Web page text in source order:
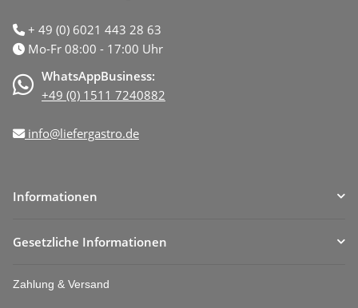
+ 49 (0) 6021 443 28 63
Mo-Fr 08:00 - 17:00 Uhr
WhatsAppBusiness:
+49 (0) 1511 7240882
info@liefergastro.de
Informationen
Gesetzliche Informationen
Zahlung & Versand